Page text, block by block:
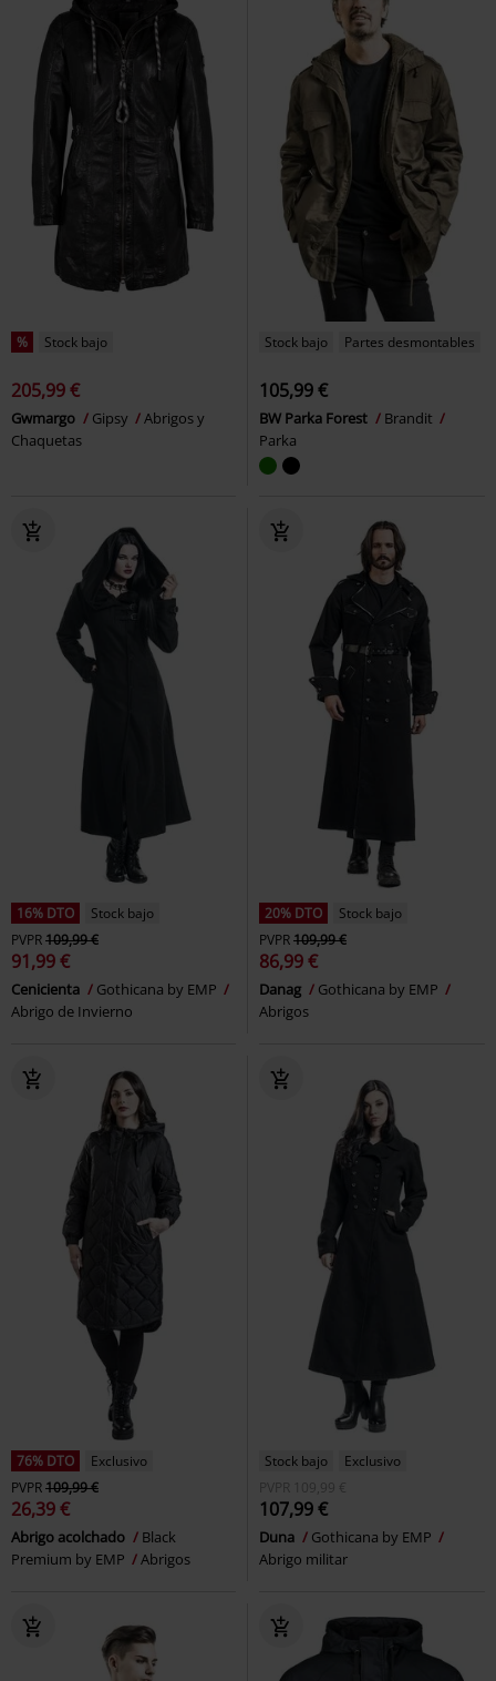
% Stock bajo
205,99 €
Gwmargo Gipsy
Abrigos y
Chaquetas
Stock bajo Partes desmontables
105,99 €
BW Parka Forest
Brandit
Parka
16% DTO
Stock bajo
PVPR109,99 €
91,99 €
Cenicienta
Gothicana by EMP
Abrigo de Invierno
20% DTO
Stock bajo
PVPR109,99 €
86,99 €
Danag
Gothicana by EMP
Abrigos
76% DTO
Exclusivo
PVPR109,99 €
26,39 €
Abrigo acolchado
Black
Premium by EMP
Abrigos
Stock bajo
Exclusivo
PVPR 109,99 €
107,99 €
Duna
Gothicana by EMP
Abrigo militar